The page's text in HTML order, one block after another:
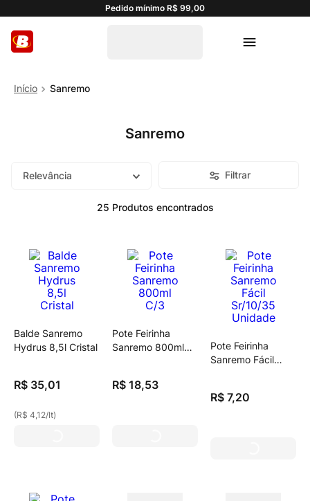
Pedido mínimo R$ 99,00
Sanremo
Sanremo
Relevância Filtrar
25 Produtos
Balde Sanremo
Hydrus 8,5l Cristal
R$ 35,01
(R$ 4,12/lt)
Pote Feirinha
Sanremo 800ml
R$ 18,53
Pote Feirinha
Sanremo Fácil
R$ 7,20